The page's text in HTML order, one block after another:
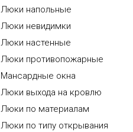
Люки напольные
Люки невидимки
Люки настенные
Люки противопожарные
Мансардные окна
Люки выхода на кровлю
Люки по материалам
Люки по типу открывания